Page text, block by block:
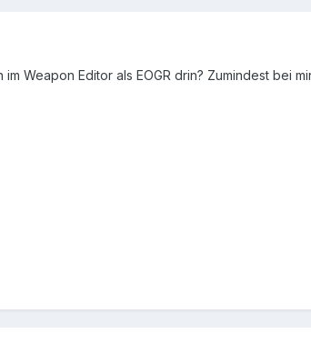
im Weapon Editor als EOGR drin? Zumindest bei